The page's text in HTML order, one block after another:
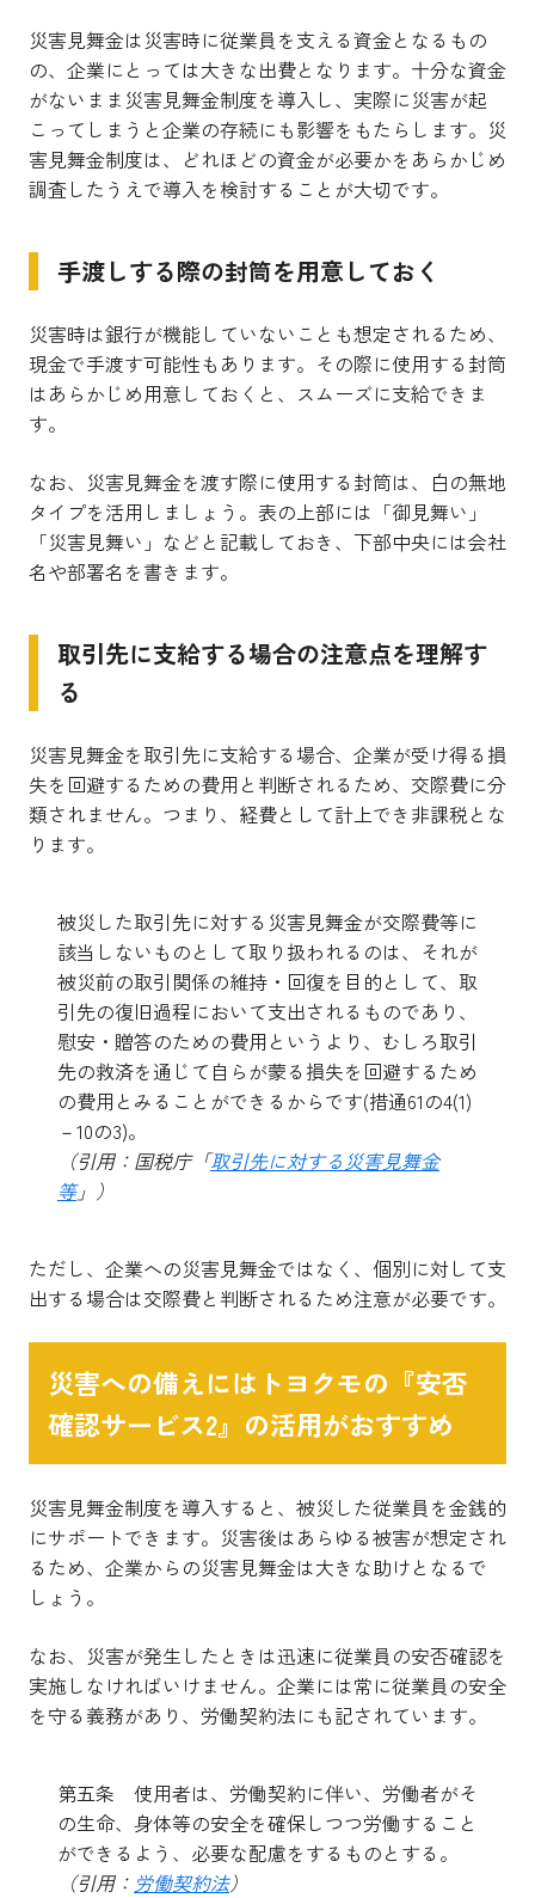
災害見舞金は災害時に従業員を支える資金となるもの
の、企業にとっては大きな出費となります。十分な資金
がないまま災害見舞金制度を導入し、実際に災害が起
こってしまうと企業の存続にも影響をもたらします。災
害見舞金制度は、どれほどの資金が必要かをあらかじめ
調査したうえで導入を検討することが大切です。
手渡しする際の封筒を用意しておく
災害時は銀行が機能していないことも想定されるため、
現金で手渡す可能性もあります。その際に使用する封筒
はあらかじめ用意しておくと、スムーズに支給できま
す。
なお、災害見舞金を渡す際に使用する封筒は、白の無地
タイプを活用しましょう。表の上部には「御見舞い」
「災害見舞い」などと記載しておき、下部中央には会社
名や部署名を書きます。
取引先に支給する場合の注意点を理解す
る
災害見舞金を取引先に支給する場合、企業が受け得る損
失を回避するための費用と判断されるため、交際費に分
類されません。つまり、経費として計上でき非課税とな
ります。
被災した取引先に対する災害見舞金が交際費等に
該当しないものとして取り扱われるのは、それが
被災前の取引関係の維持・回復を目的として、取
引先の復旧過程において支出されるものであり、
慰安・贈答のための費用というより、むしろ取引
先の救済を通じて自らが蒙る損失を回避するため
の費用とみることができるからです(措通61の4(1)
－10の3)。
（引用：国税庁「取引先に対する災害見舞金
等」）
ただし、企業への災害見舞金ではなく、個別に対して支
出する場合は交際費と判断されるため注意が必要です。
災害への備えにはトヨクモの『安否
確認サービス2』の活用がおすすめ
災害見舞金制度を導入すると、被災した従業員を金銭的
にサポートできます。災害後はあらゆる被害が想定され
るため、企業からの災害見舞金は大きな助けとなるで
しょう。
なお、災害が発生したときは迅速に従業員の安否確認を
実施しなければいけません。企業には常に従業員の安全
を守る義務があり、労働契約法にも記されています。
第五条 使用者は、労働契約に伴い、労働者がそ
の生命、身体等の安全を確保しつつ労働すること
ができるよう、必要な配慮をするものとする。
（引用： 労働契約法）